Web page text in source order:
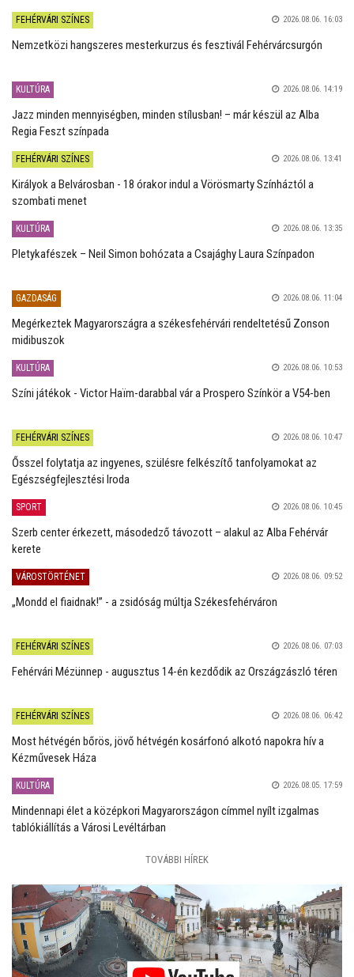
FEHÉRVÁRI SZÍNES 2026.08.06. 16:03
Nemzetközi hangszeres mesterkurzus és fesztivál Fehérvárcsurgón
KULTÚRA 2026.08.06. 14:19
Jazz minden mennyiségben, minden stílusban! – már készül az Alba
Regia Feszt színpada
FEHÉRVÁRI SZÍNES 2026.08.06. 13:41
Királyok a Belvárosban - 18 órakor indul a Vörösmarty Színháztól a
szombati menet
KULTÚRA 2026.08.06. 13:35
Pletykafészek – Neil Simon bohózata a Csajághy Laura Színpadon
GAZDASÁG 2026.08.06. 11:04
Megérkeztek Magyarországra a székesfehérvári rendeltetésű Zonson
midibuszok
KULTÚRA 2026.08.06. 10:53
Színi játékok - Victor Haïm-darabbal vár a Prospero Színkör a V54-ben
FEHÉRVÁRI SZÍNES 2026.08.06. 10:47
Ősszel folytatja az ingyenes, szülésre felkészítő tanfolyamokat az
Egészségfejlesztési Iroda
SPORT 2026.08.06. 10:45
Szerb center érkezett, másodedző távozott – alakul az Alba Fehérvár
kerete
VÁROSTÖRTÉNET 2026.08.06. 09:52
„Mondd el fiaidnak!” - a zsidóság múltja Székesfehérváron
FEHÉRVÁRI SZÍNES 2026.08.06. 07:03
Fehérvári Mézünnep - augusztus 14-én kezdődik az Országzászló téren
FEHÉRVÁRI SZÍNES 2026.08.06. 06:42
Most hétvégén bőrös, jövő hétvégén kosárfonó alkotó napokra hív a
Kézművesek Háza
KULTÚRA 2026.08.05. 17:59
Mindennapi élet a középkori Magyarországon címmel nyílt izgalmas
tablókiállítás a Városi Levéltárban
TOVÁBBI HÍREK